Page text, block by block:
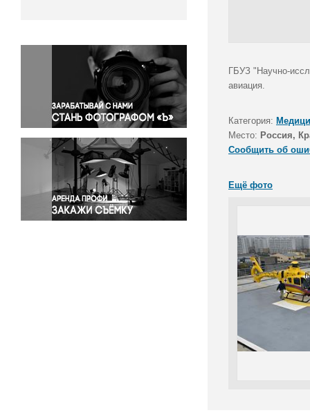
Окружающая среда
Политика
Правосудие
Происшествия и конфликты
Религия
Светская жизнь
Спорт
Экология
Экономика и бизнес
ГБУЗ "Научно-
авиация.
Категория:
Место: Россия,
Сообщить об
Ещё фото